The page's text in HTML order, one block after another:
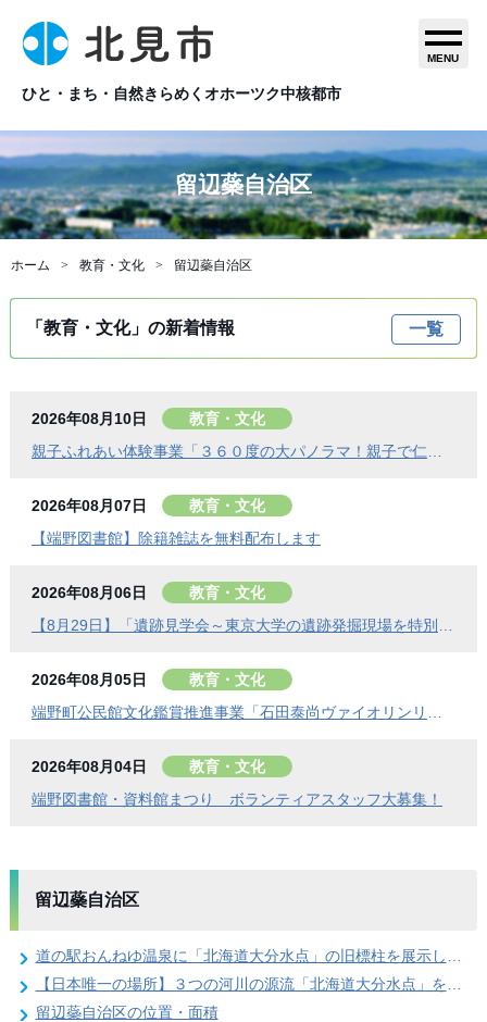
ひと・まち・自然きらめくオホーツク中核都市
MENU
留辺蘂自治区
ホーム 教育・文化 留辺蘂自治区
「教育・文化」の新着情報 一覧
2026年08月10日
教育・文化
2026年08月07日
教育・文化
【端野図書館】除籍雑誌を無料配布します
2026年08月06日
教育・文化
2026年08月05日
教育・文化
2026年08月04日
教育・文化
端野図書館・資料館まつり ボランティアスタッフ大募集！
留辺蘂自治区
道の駅おんねゆ温泉に「北海道大分水点」の旧標柱を展示しました！
【日本唯一の場所】３つの河川の源流「北海道大分水点」をご存知ですか？
留辺蘂自治区の位置・面積